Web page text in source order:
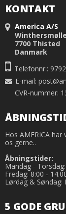
KONTAKT
America A/S
7700 Thisted
Danmark
Telefonnr.:
E-mail:
CVR-nummer:
Hos AMERICA
os gerne..
Åbningstider:
Mandag -
Fredag: 8:00 -
Lørdag & Søndag:
5 GODE